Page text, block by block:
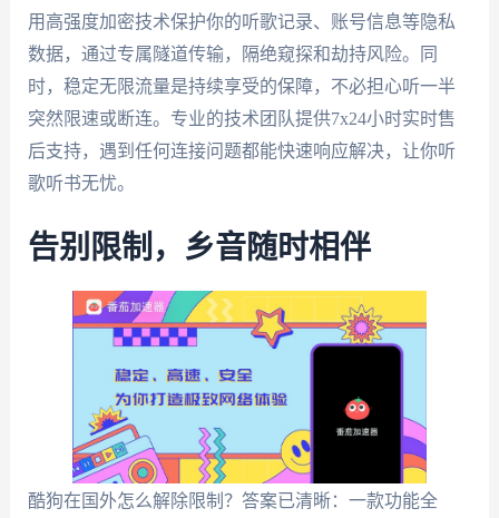
用高强度加密技术保护你的听歌记录、账号信息等隐私
数据，通过专属隧道传输，隔绝窥探和劫持风险。同
时，稳定无限流量是持续享受的保障，不必担心听一半
突然限速或断连。专业的技术团队提供7x24小时实时售
后支持，遇到任何连接问题都能快速响应解决，让你听
歌听书无忧。
告别限制，乡音随时相伴
酷狗在国外怎么解除限制？答案已清晰：一款功能全